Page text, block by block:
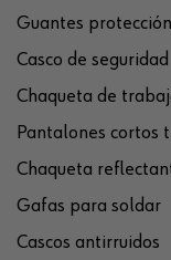
Guantes
Casco de seguridad
Chaqueta de
Pantalones cortos
Chaqueta
Gafas para soldar
Cascos antirruidos